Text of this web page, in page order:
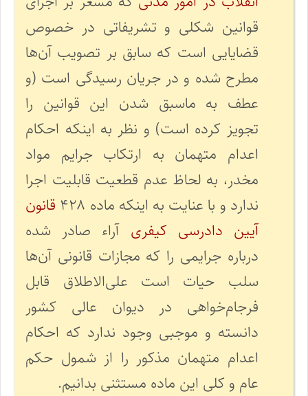
قوانین شکلی و تشریفاتی در خصوص
قضایایی است که سابق بر تصویب آن‌ها
مطرح شده و در جریان رسیدگی است (و
عطف به ماسبق شدن این قوانین را
تجویز کرده است) و نظر به اینکه احکام
اعدام متهمان به ارتکاب جرایم مواد
مخدر، به لحاظ عدم قطعیت قابلیت اجرا
ندارد و با عنایت به اینکه ماده ۴۲۸
قانون
آیین دادرسی کیفری آراء صادر شده
درباره جرایمی را که مجازات قانونی آن‌ها
سلب حیات است علی‌الاطلاق قابل
فرجام‌خواهی در دیوان عالی کشور
دانسته و موجبی ‌وجود ندارد که احکام
اعدام متهمان مذکور را از شمول حکم
عام و کلی این ماده مستثنی بدانیم.